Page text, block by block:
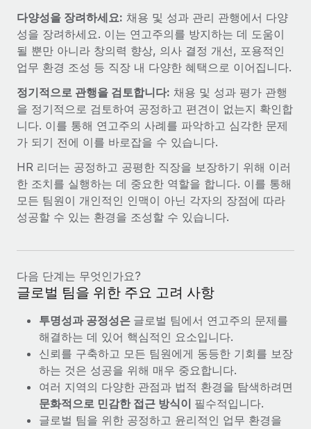
에게는 흥미롭고 전문적인 비디오 제작이 어느 때보다 중요해졌습
니다. 그러나 대부분의 회사들은 그렇게 높은 품질의...
자세히 알아보기
다양성을 장려하세요: 채용 및 성과 관리 관행에서 다양
성을 장려하세요. 이는 연고주의를 방지하는 데 도움이
될 뿐만 아니라 창의력 향상, 의사 결정 개선, 포용적인
업무 환경 조성 등 직장 내 다양한 혜택으로 이어집니다.
정기적으로 관행을 검토합니다: 채용 및 성과 평가 관행
을 정기적으로 검토하여 공정하고 편견이 없는지 확인합
니다. 이를 통해 연고주의 사례를 파악하고 심각한 문제
가 되기 전에 이를 바로잡을 수 있습니다.
HR 리더는 공정하고 공평한 직장을 보장하기 위해 이러
한 조치를 실행하는 데 중요한 역할을 합니다. 이를 통해
모든 팀원이 개인적인 인맥이 아닌 각자의 장점에 따라
성공할 수 있는 환경을 조성할 수 있습니다.
다음 단계는 무엇인가요?
글로벌 팀을 위한 주요 고려 사항
투명성과 공정성은 글로벌 팀에서 연고주의 문제를
해결하는 데 있어 핵심적인 요소입니다.
신뢰를 구축하고 모든 팀원에게 동등한 기회를 보장
하는 것은 성공을 위해 매우 중요합니다.
여러 지역의 다양한 관점과 법적 환경을 탐색하려면
문화적으로 민감한 접근 방식이 필수적입니다.
글로벌 팀을 위한 공정하고 윤리적인 업무 환경을